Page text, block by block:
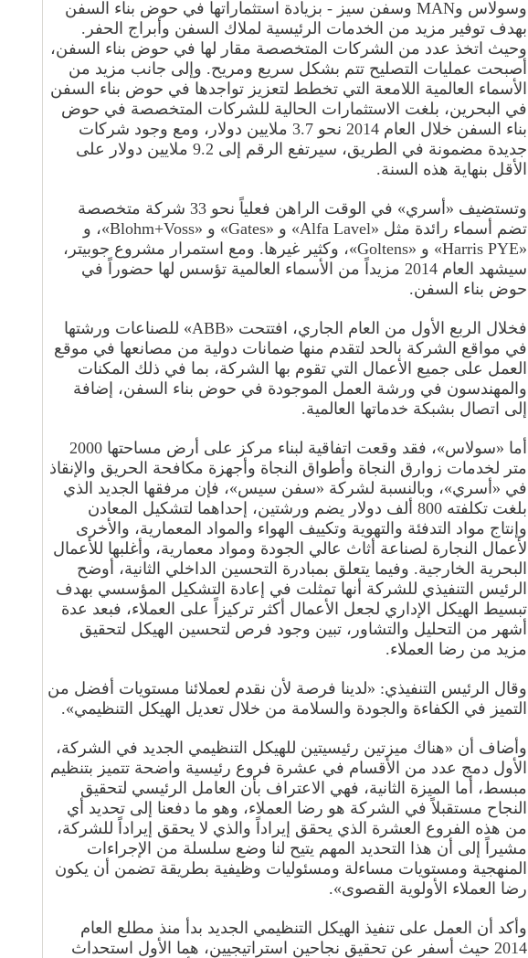
وسولاس وMAN وسفن سيز - بزيادة استثماراتها في حوض بناء السفن
بهدف توفير مزيد من الخدمات الرئيسية لملاك السفن وأبراج الحفر.
وحيث اتخذ عدد من الشركات المتخصصة مقار لها في حوض بناء السفن،
أصبحت عمليات التصليح تتم بشكل سريع ومريح. وإلى جانب مزيد من
الأسماء العالمية اللامعة التي تخطط لتعزيز تواجدها في حوض بناء السفن
في البحرين، بلغت الاستثمارات الحالية للشركات المتخصصة في حوض
بناء السفن خلال العام 2014 نحو 3.7 ملايين دولار، ومع وجود شركات
جديدة مضمونة في الطريق، سيرتفع الرقم إلى 9.2 ملايين دولار على
الأقل بنهاية هذه السنة.
وتستضيف «أسري» في الوقت الراهن فعلياً نحو 33 شركة متخصصة
تضم أسماء رائدة مثل «Alfa Lavel» و «Gates» و «Blohm+Voss»، و
«Harris PYE» و «Goltens»، وكثير غيرها. ومع استمرار مشروع جوبيتر،
سيشهد العام 2014 مزيداً من الأسماء العالمية تؤسس لها حضوراً في
حوض بناء السفن.
فخلال الربع الأول من العام الجاري، افتتحت «ABB» للصناعات ورشتها
في مواقع الشركة بالحد لتقدم منها ضمانات دولية من مصانعها في موقع
العمل على جميع الأعمال التي تقوم بها الشركة، بما في ذلك المكنات
والمهندسون في ورشة العمل الموجودة في حوض بناء السفن، إضافة
إلى اتصال بشبكة خدماتها العالمية.
أما «سولاس»، فقد وقعت اتفاقية لبناء مركز على أرض مساحتها 2000
متر لخدمات زوارق النجاة وأطواق النجاة وأجهزة مكافحة الحريق والإنقاذ
في «أسري»، وبالنسبة لشركة «سفن سيس»، فإن مرفقها الجديد الذي
بلغت تكلفته 800 ألف دولار يضم ورشتين، إحداهما لتشكيل المعادن
وإنتاج مواد التدفئة والتهوية وتكييف الهواء والمواد المعمارية، والأخرى
لأعمال النجارة لصناعة أثاث عالي الجودة ومواد معمارية، وأغلبها للأعمال
البحرية الخارجية. وفيما يتعلق بمبادرة التحسين الداخلي الثانية، أوضح
الرئيس التنفيذي للشركة أنها تمثلت في إعادة التشكيل المؤسسي بهدف
تبسيط الهيكل الإداري لجعل الأعمال أكثر تركيزاً على العملاء، فبعد عدة
أشهر من التحليل والتشاور، تبين وجود فرص لتحسين الهيكل لتحقيق
مزيد من رضا العملاء.
وقال الرئيس التنفيذي: «لدينا فرصة لأن نقدم لعملائنا مستويات أفضل من
التميز في الكفاءة والجودة والسلامة من خلال تعديل الهيكل التنظيمي».
وأضاف أن «هناك ميزتين رئيسيتين للهيكل التنظيمي الجديد في الشركة،
الأول دمج عدد من الأقسام في عشرة فروع رئيسية واضحة تتميز بتنظيم
مبسط، أما الميزة الثانية، فهي الاعتراف بأن العامل الرئيسي لتحقيق
النجاح مستقبلاً في الشركة هو رضا العملاء، وهو ما دفعنا إلى تحديد أي
من هذه الفروع العشرة الذي يحقق إيراداً والذي لا يحقق إيراداً للشركة،
مشيراً إلى أن هذا التحديد المهم يتيح لنا وضع سلسلة من الإجراءات
المنهجية ومستويات مساءلة ومسئوليات وظيفية بطريقة تضمن أن يكون
رضا العملاء الأولوية القصوى».
وأكد أن العمل على تنفيذ الهيكل التنظيمي الجديد بدأ منذ مطلع العام
2014 حيث أسفر عن تحقيق نجاحين استراتيجيين، هما الأول استحداث